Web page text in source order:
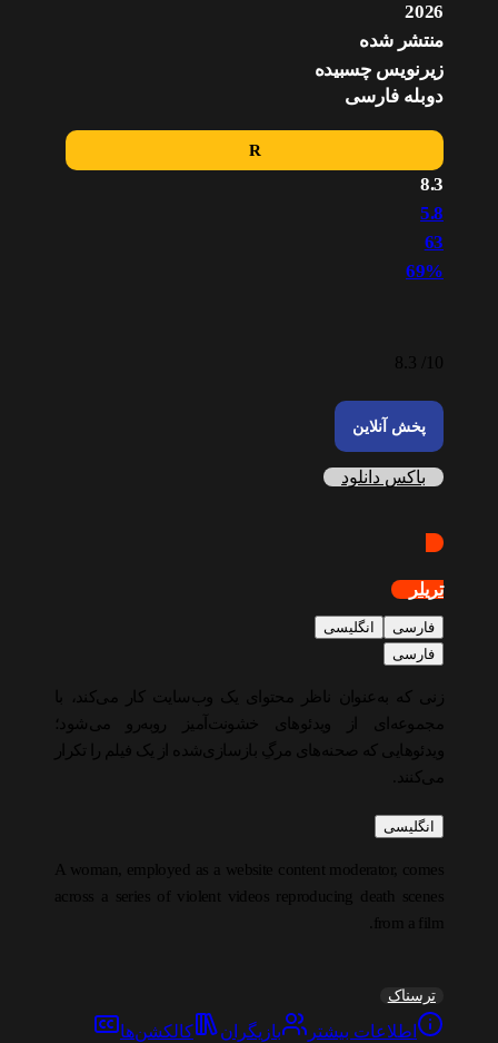
2026
منتشر شده
زیرنویس چسبیده
دوبله فارسی
R
8.3
5.8
63
69%
10/
8.3
پخش آنلاین
باکس دانلود
تریلر
فارسی
انگلیسی
فارسی
زنی که به‌عنوان ناظر محتوای یک وب‌سایت کار می‌کند، با
مجموعه‌ای از ویدئوهای خشونت‌آمیز روبه‌رو می‌شود؛
ویدئوهایی که صحنه‌های مرگِ بازسازی‌شده از یک فیلم را تکرار
می‌کنند.
انگلیسی
A woman, employed as a website content moderator, comes
across a series of violent videos reproducing death scenes
from a film.
ترسناک
اطلاعات بیشتر بازیگران
کالکشن‌ها